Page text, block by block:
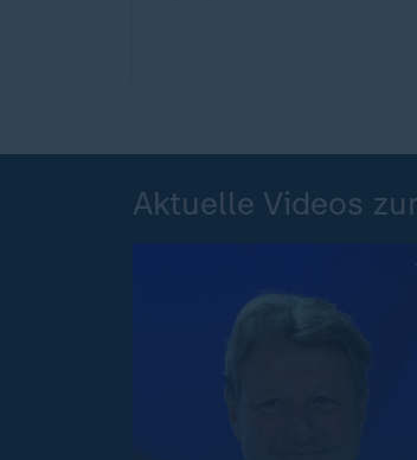
Aktuelle Videos